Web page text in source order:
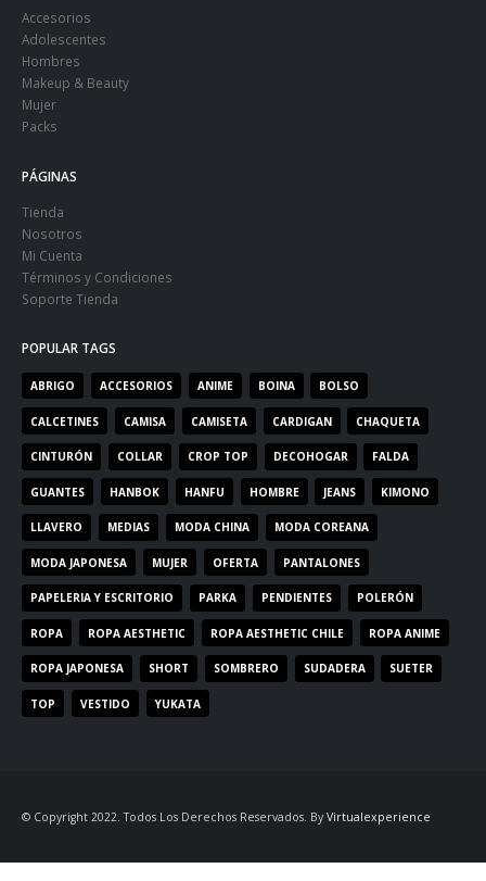
Accesorios
Adolescentes
Hombres
Makeup & Beauty
Mujer
Packs
PÁGINAS
Tienda
Nosotros
Mi Cuenta
Términos y Condiciones
Soporte Tienda
POPULAR TAGS
ABRIGO ACCESORIOS ANIME BOINA BOLSO
CALCETINES CAMISA CAMISETA CARDIGAN CHAQUETA
CINTURÓN COLLAR CROP TOP DECOHOGAR FALDA
GUANTES HANBOK HANFU HOMBRE JEANS KIMONO
LLAVERO MEDIAS MODA CHINA MODA COREANA
MODA JAPONESA MUJER OFERTA PANTALONES
PAPELERIA Y ESCRITORIO PARKA PENDIENTES POLERÓN
ROPA ROPA AESTHETIC ROPA AESTHETIC CHILE ROPA ANIME
ROPA JAPONESA SHORT SOMBRERO SUDADERA SUETER
TOP VESTIDO YUKATA
© Copyright 2022. Todos Los Derechos Reservados. By Virtualexperience